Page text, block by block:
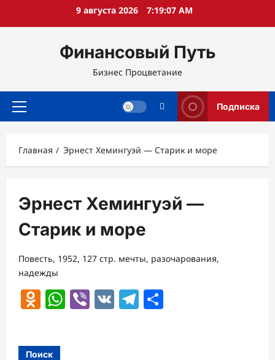
9 августа 2026 7:19:07 AM
Финансовый Путь
Бизнес Процветание
Основное
Подписка
Главная Эрнест Хемингуэй — Старик и море
Эрнест Хемингуэй —
Старик и море
Повесть, 1952, 127 стр. мечты, разочарования,
надежды
Odnoklassniki
WhatsApp
Viber
VK Telegram
Поиск